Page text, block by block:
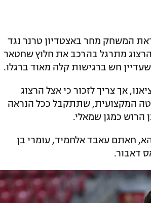
המשחק מחר באצטדיון טרנר נגד
הבוקר בספורט1, המאמן אנדי הרצוג מתרגל בהרכב את חלוץ שחטאר
חש ברגישות קלה מאוד ברגלו.
אך צריך לזכור כי אצל הרצוג
המקצועית, שתתקבל ככל הנראה
הרוש כמגן שמאלי.
חאתם עאבד אלחמיד, עומרי בן
דאבור.